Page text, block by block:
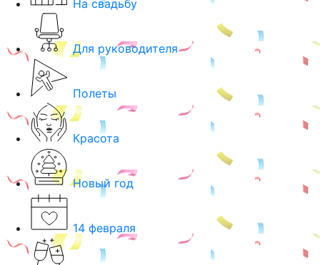
На свадьбу
Для руководителя
Полеты
Красота
Новый год
14 февраля